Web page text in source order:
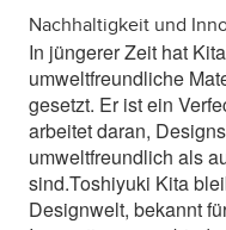
Nachhaltigkeit und
In jüngerer Zeit hat
umweltfreundliche
gesetzt. Er ist ein
arbeitet daran,
umweltfreundlich als
sind.Toshiyuki Kita
Designwelt, bekannt